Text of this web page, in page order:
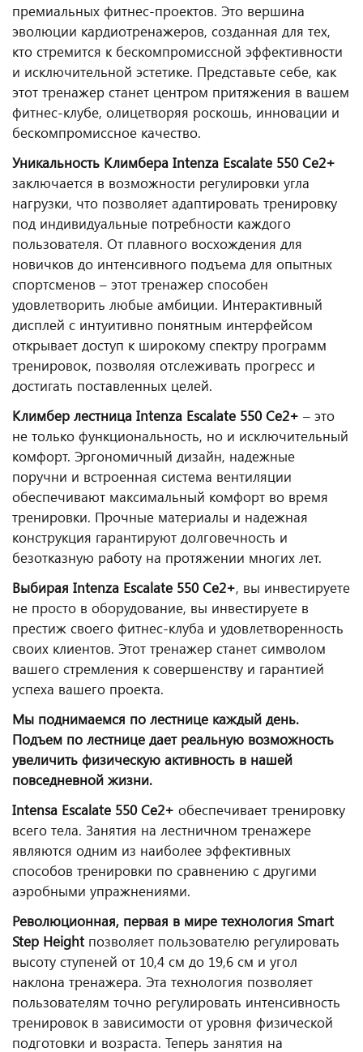
премиальных фитнес-проектов. Это вершина
эволюции кардиотренажеров, созданная для тех,
кто стремится к бескомпромиссной эффективности
и исключительной эстетике. Представьте себе, как
этот тренажер станет центром притяжения в вашем
фитнес-клубе, олицетворяя роскошь, инновации и
бескомпромиссное качество.
Уникальность Климбера Intenza Escalate 550 Ce2+
заключается в возможности регулировки угла
нагрузки, что позволяет адаптировать тренировку
под индивидуальные потребности каждого
пользователя. От плавного восхождения для
новичков до интенсивного подъема для опытных
спортсменов – этот тренажер способен
удовлетворить любые амбиции. Интерактивный
дисплей с интуитивно понятным интерфейсом
открывает доступ к широкому спектру программ
тренировок, позволяя отслеживать прогресс и
достигать поставленных целей.
Климбер лестница Intenza Escalate 550 Ce2+ – это
не только функциональность, но и исключительный
комфорт. Эргономичный дизайн, надежные
поручни и встроенная система вентиляции
обеспечивают максимальный комфорт во время
тренировки. Прочные материалы и надежная
конструкция гарантируют долговечность и
безотказную работу на протяжении многих лет.
Выбирая Intenza Escalate 550 Ce2+, вы инвестируете
не просто в оборудование, вы инвестируете в
престиж своего фитнес-клуба и удовлетворенность
своих клиентов. Этот тренажер станет символом
вашего стремления к совершенству и гарантией
успеха вашего проекта.
Мы поднимаемся по лестнице каждый день.
Подъем по лестнице дает реальную возможность
увеличить физическую активность в нашей
повседневной жизни.
Intensa Escalate 550 Ce2+ обеспечивает тренировку
всего тела. Занятия на лестничном тренажере
являются одним из наиболее эффективных
способов тренировки по сравнению с другими
аэробными упражнениями.
Революционная, первая в мире технология Smart
Step Height позволяет пользователю регулировать
высоту ступеней от 10,4 см до 19,6 см и угол
наклона тренажера. Эта технология позволяет
пользователям точно регулировать интенсивность
тренировок в зависимости от уровня физической
подготовки и возраста. Теперь занятия на